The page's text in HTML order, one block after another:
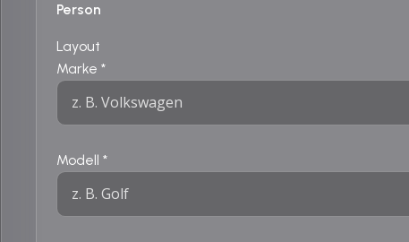
Person
Layout
Marke*
Modell*